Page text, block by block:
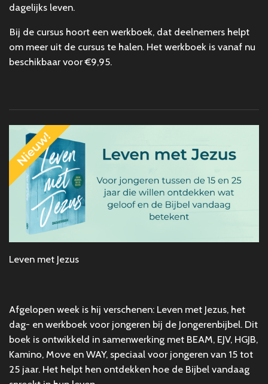
dagelijks leven.
Bij de cursus hoort een werkboek, dat deelnemers helpt
om meer uit de cursus te halen. Het werkboek is vanaf nu
beschikbaar voor €9,95.
Leven met Jezus
Afgelopen week is hij verschenen: Leven met Jezus, het
dag- en werkboek voor jongeren bij de Jongerenbijbel. Dit
boek is ontwikkeld in samenwerking met BEAM, EJV, HGJB,
Kamino, Move en WAY, speciaal voor jongeren van 15 tot
25 jaar. Het helpt hen ontdekken hoe de Bijbel vandaag